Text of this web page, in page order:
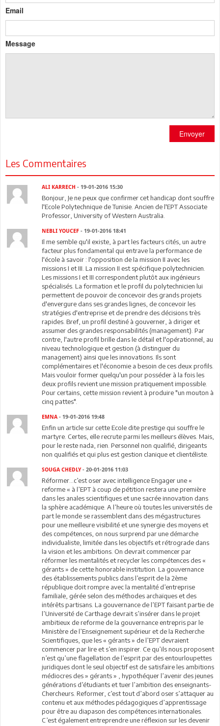
Email
Message
Envoyer
Les Commentaires
ALI KARRECH - 19-01-2016 15:30
Bonjour, Je ne peux que confirmer cet handicap dont souffre
l'Ecole Polytechnique de Tunisie. Ancien de l'EPT Associate
Professor, University of Western Australia.
NEBLI YOUCEF - 19-01-2016 18:41
Il me semble qu'il existe, à part les facteurs cités, un autre
facteur plus fondamental qui entrave la performance de
l'école à savoir : l'opposition de la mission II avec les
missions I et III. La mission II est spécifique polytechnicien.
Les missions I et III correspondent plutôt aux ingénieurs
spécialisés. La formation et le profil du polytechnicien lui
permettent de pouvoir de concevoir des grands projets
d'envergure dans ses grandes lignes, de concevoir les
stratégies d'entreprise et de prendre des décisions très
rapides. Bref, un profil destiné à gouverner, à diriger et
assumer des grandes responsabilités (management). Par
contre, l'autre profil brille dans le détail et l'opérationnel, au
niveau technologique et gestion (à distinguer du
management) ainsi que les innovations. Ils sont
complémentaires et l'économie a besoin de ces deux profils.
Mais vouloir former quelqu'un pour posséder à la fois les
deux profils revient une mission pratiquement impossible.
Pour certains, cette mission revient à produire "un mouton à
cinq pattes".
EMNA - 19-01-2016 19:48
Enfin un article sur cette Ecole dite prestige qui souffre le
martyre. Certes, elle recrute parmi les meilleurs élèves. Mais,
pour le reste nada, rien. Personnel non qualifié, dirigeants
non qualifiés et qui plus est gestion clanique et clientéliste.
SOUGA CHEDLY- 20-01-2016 11:03
Réformer…c’est oser avec intelligence Engager une «
reforme « à l’EPT à coup de pétition restera une première
dans les anales scientifiques et une sacrée innovation dans
la sphère académique. A l’heure où toutes les universités de
part le monde se rassemblent dans des mégastructures
pour une meilleure visibilité et une synergie des moyens et
des compétences, on nous surprend par une démarche
individualiste, limitée dans les objectifs et rétrograde dans
la vision et les ambitions. On devrait commencer par
réformer les mentalités et recycler les compétences des «
gérants » de cette honorable institution. La gouvernance
des établissements publics dans l’esprit de la 2ème
république doit rompre avec la mentalité d’entreprise
familiale, gérée selon des méthodes archaïques et des
intérêts partisans. La gouvernance de l’EPT faisant partie de
l’Université de Carthage devrait s’insérer dans le projet
ambitieux de reforme de la gouvernance entrepris par le
Ministère de l’Enseignement supérieur et de la Recherche
Scientifiques, que les « gérants » de l’EPT devraient
commencer par lire et s’en inspirer. Ce qu’ils nous proposent
n’est qu’une flagellation de l’esprit par des entourloupettes
juridiques dont le seul objectif est de satisfaire les ambitions
médiocres des » gérants » , hypothéquer l’avenir des jeunes
générations d’étudiants et tuer l’ambition des enseignants-
Chercheurs. Reformer, c’est tout d’abord oser s’attaquer au
contenu et aux méthodes pédagogiques d’apprentissage
pour être au diapason des compétences internationales.
C’est également entreprendre une réflexion sur les devenir